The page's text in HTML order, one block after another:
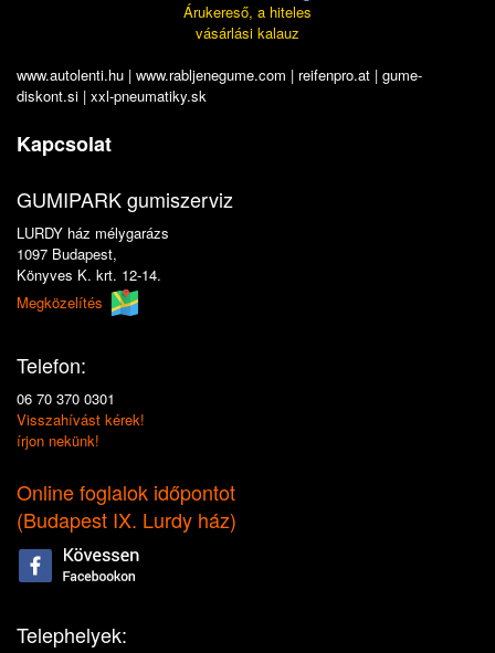
Árukereső, a hiteles
vásárlási kalauz
www.autolenti.hu | www.rabljenegume.com | reifenpro.at | gume-
diskont.si | xxl-pneumatiky.sk
Kapcsolat
GUMIPARK gumiszerviz
LURDY ház mélygarázs
1097 Budapest,
Könyves K. krt. 12-14.
Megközelítés
Telefon:
06 70 370 0301
Visszahívást kérek!
írjon nekünk!
Online foglalok időpontot
(Budapest IX. Lurdy ház)
Telephelyek: